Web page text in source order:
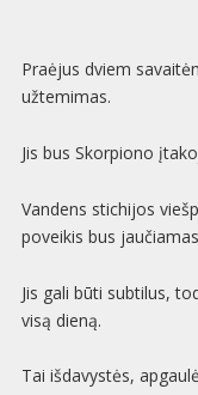
Praėjus dviem
užtemimas.
Jis bus Skorpiono
Vandens stichijos
poveikis bus
Jis gali būti subtilus,
visą dieną.
Tai išdavystės,